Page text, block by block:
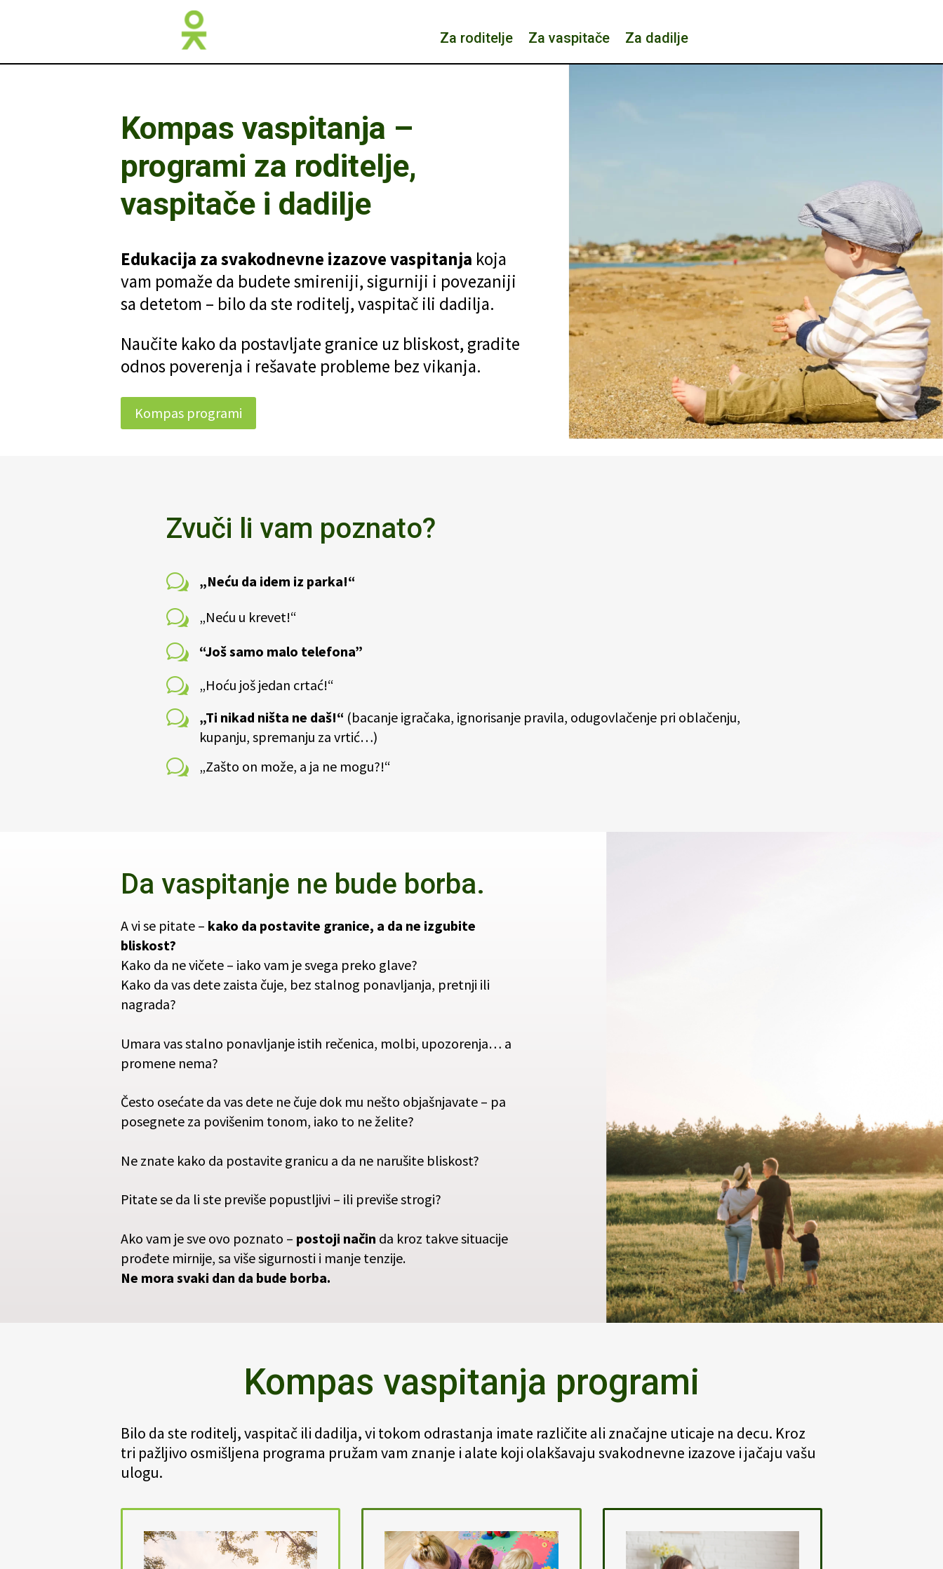
Za roditelje Za vaspitače Za dadilje
Kompas vaspitanja –
programi za roditelje,
vaspitače i dadilje
Edukacija za svakodnevne izazove vaspitanja koja
vam pomaže da budete smireniji, sigurniji i povezaniji
sa detetom – bilo da ste roditelj, vaspitač ili dadilja.
Naučite kako da postavljate granice uz bliskost, gradite
odnos poverenja i rešavate probleme bez vikanja.
Kompas programi
Zvuči li vam poznato?
w „Neću da idem iz parka!“
w „Neću u krevet!“
w “Još samo malo telefona”
w „Hoću još jedan crtać!“
w „Ti nikad ništa ne daš!“ (bacanje igračaka, ignorisanje pravila, odugovlačenje pri oblačenju,
kupanju, spremanju za vrtić…)
w „Zašto on može, a ja ne mogu?!“
Da vaspitanje ne bude borba.
A vi se pitate – kako da postavite granice, a da ne izgubite
bliskost?
Kako da ne vičete – iako vam je svega preko glave?
Kako da vas dete zaista čuje, bez stalnog ponavljanja, pretnji ili
nagrada?
Umara vas stalno ponavljanje istih rečenica, molbi, upozorenja… a
promene nema?
Često osećate da vas dete ne čuje dok mu nešto objašnjavate – pa
posegnete za povišenim tonom, iako to ne želite?
Ne znate kako da postavite granicu a da ne narušite bliskost?
Pitate se da li ste previše popustljivi – ili previše strogi?
Ako vam je sve ovo poznato – postoji način da kroz takve situacije
prođete mirnije, sa više sigurnosti i manje tenzije.
Ne mora svaki dan da bude borba.
Kompas vaspitanja programi
Bilo da ste roditelj, vaspitač ili dadilja, vi tokom odrastanja imate različite ali značajne uticaje na decu. Kroz
tri pažljivo osmišljena programa pružam vam znanje i alate koji olakšavaju svakodnevne izazove i jačaju vašu
ulogu.